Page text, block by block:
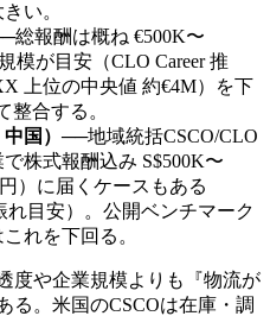
い。
総報酬は概ね €500K〜
模が目安（CLO Career 推
上位の中央値 約€4M）を下
整合する。
国） ──地域統括CSCO/CLO
株式報酬込み S$500K〜
）に届くケースもある
れ目安）。公開ベンチマーク
れを下回る。
度や企業規模よりも『物流が
る。米国のCSCOは在庫・調